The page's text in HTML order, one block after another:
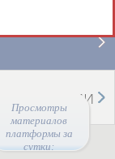
Просмотры
материалов
платформы за
сутки: